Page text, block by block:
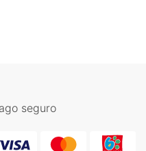
seguro